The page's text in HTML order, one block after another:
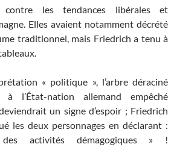
les tendances libérales et
Elles avaient notamment décrété
traditionnel, mais Friedrich a tenu à
« politique », l’arbre déraciné
l’État-nation allemand empêché
un signe d’espoir ; Friedrich
les deux personnages en déclarant :
activités démagogiques » !